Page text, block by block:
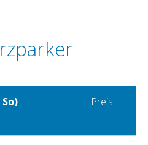
Preis